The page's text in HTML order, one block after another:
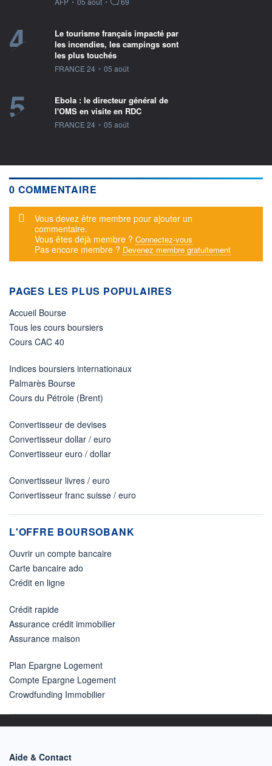
4
Le tourisme français impacté par
les incendies, les campings sont
les plus touchés
information fournie par
FRANCE 24 • 05 août
5
Ebola : le directeur général de
l'OMS en visite en RDC
information fournie par
FRANCE 24 • 05 août
0 COMMENTAIRE
Message d'alerte
Vous devez être membre pour ajouter un
commentaire.
Vous êtes déjà membre ? Connectez-vous
Pas encore membre ? Devenez membre gratuitement
PAGES LES PLUS POPULAIRES
Accueil Bourse
Tous les cours boursiers
Cours CAC 40
Indices boursiers internationaux
Palmarès Bourse
Cours du Pétrole (Brent)
Convertisseur de devises
Convertisseur dollar / euro
Convertisseur euro / dollar
Convertisseur livres / euro
Convertisseur franc suisse / euro
L'OFFRE BOURSOBANK
Ouvrir un compte bancaire
Carte bancaire ado
Crédit en ligne
Crédit rapide
Assurance crédit immobilier
Assurance maison
Plan Epargne Logement
Compte Epargne Logement
Crowdfunding Immobilier
Aide & Contact